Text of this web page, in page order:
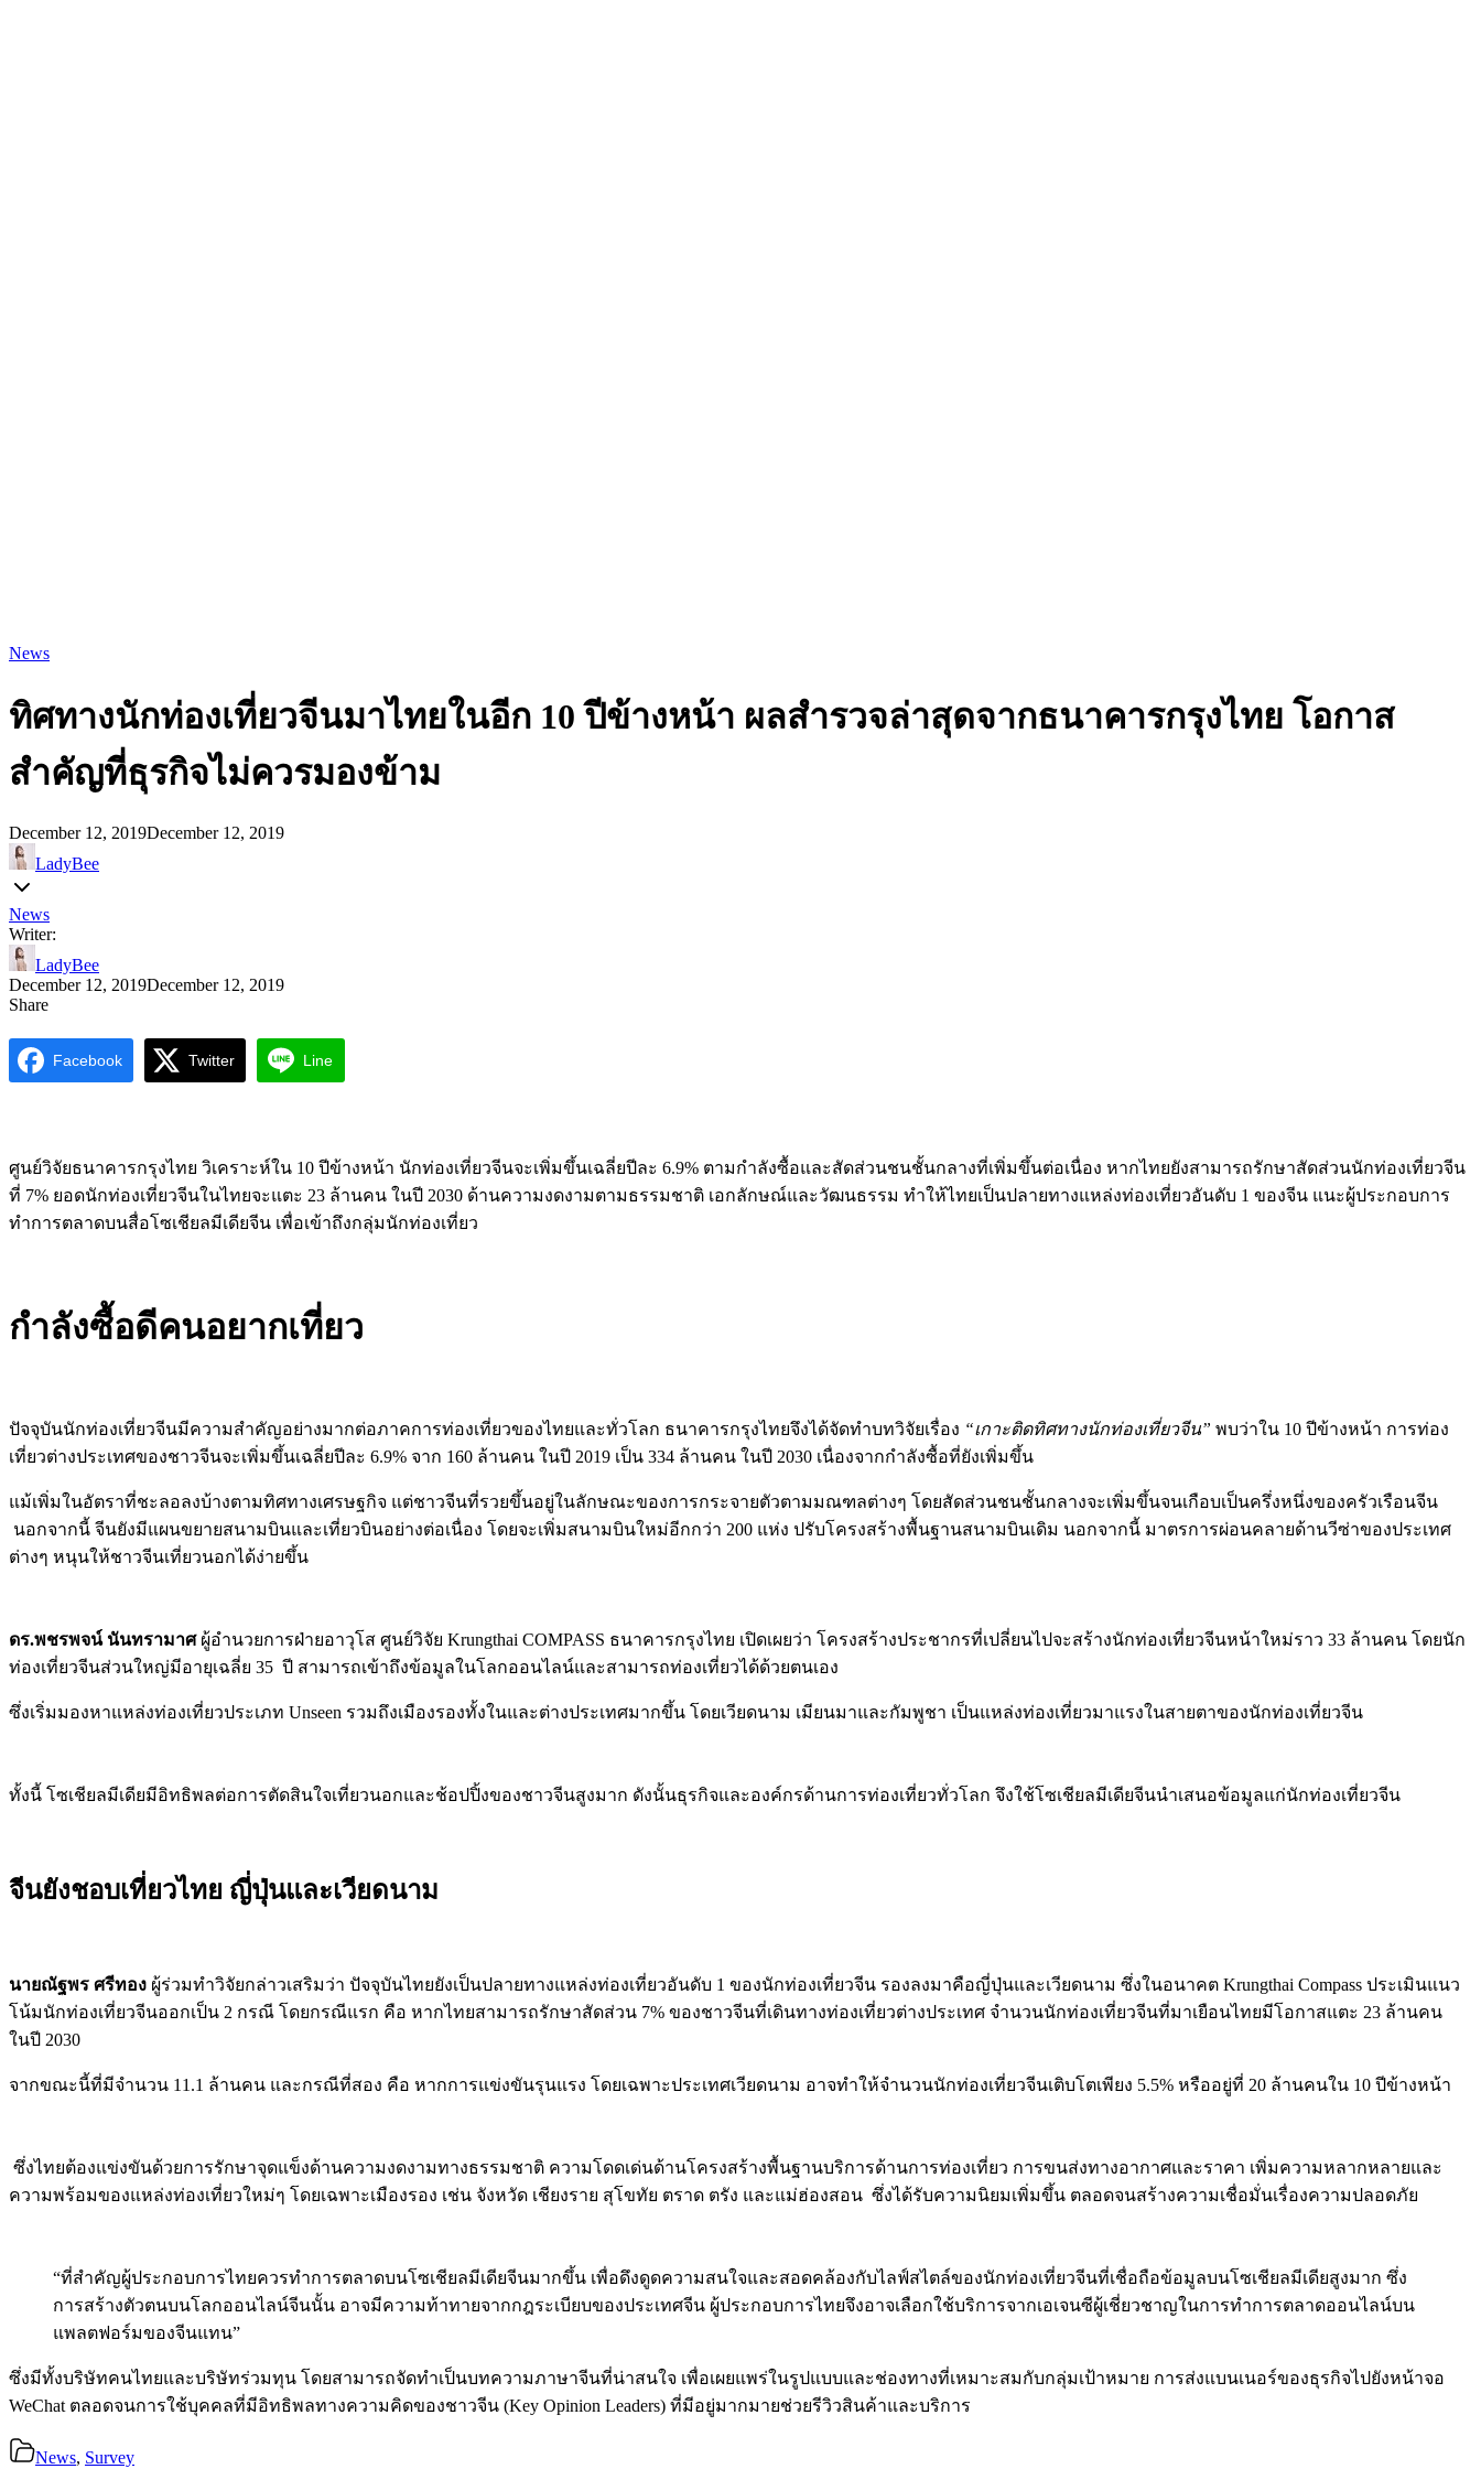
News
ทิศทางนักท่องเที่ยวจีนมาไทยในอีก 10 ปีข้างหน้า ผลสำรวจล่าสุดจากธนาคารกรุงไทย โอกาส
สำคัญที่ธุรกิจไม่ควรมองข้าม
December 12, 2019December 12, 2019
LadyBee
News
Writer:
LadyBee
December 12, 2019December 12, 2019
Share
Facebook Twitter Line
ศูนย์วิจัยธนาคารกรุงไทย วิเคราะห์ใน 10 ปีข้างหน้า นักท่องเที่ยวจีนจะเพิ่มขึ้นเฉลี่ยปีละ 6.9% ตามกำลังซื้อและสัดส่วนชนชั้นกลางที่เพิ่มขึ้นต่อเนื่อง หากไทยยังสามารถรักษาสัดส่วนนักท่องเที่ยวจีน
ที่ 7% ยอดนักท่องเที่ยวจีนในไทยจะแตะ 23 ล้านคน ในปี 2030 ด้านความงดงามตามธรรมชาติ เอกลักษณ์และวัฒนธรรม ทำให้ไทยเป็นปลายทางแหล่งท่องเที่ยวอันดับ 1 ของจีน แนะผู้ประกอบการ
ทำการตลาดบนสื่อโซเชียลมีเดียจีน เพื่อเข้าถึงกลุ่มนักท่องเที่ยว
กำลังซื้อดีคนอยากเที่ยว
ปัจจุบันนักท่องเที่ยวจีนมีความสำคัญอย่างมากต่อภาคการท่องเที่ยวของไทยและทั่วโลก ธนาคารกรุงไทยจึงได้จัดทำบทวิจัยเรื่อง “เกาะติดทิศทางนักท่องเที่ยวจีน” พบว่าใน 10 ปีข้างหน้า การท่อง
เที่ยวต่างประเทศของชาวจีนจะเพิ่มขึ้นเฉลี่ยปีละ 6.9% จาก 160 ล้านคน ในปี 2019 เป็น 334 ล้านคน ในปี 2030 เนื่องจากกำลังซื้อที่ยังเพิ่มขึ้น
แม้เพิ่มในอัตราที่ชะลอลงบ้างตามทิศทางเศรษฐกิจ แต่ชาวจีนที่รวยขึ้นอยู่ในลักษณะของการกระจายตัวตามมณฑลต่างๆ โดยสัดส่วนชนชั้นกลางจะเพิ่มขึ้นจนเกือบเป็นครึ่งหนึ่งของครัวเรือนจีน
นอกจากนี้ จีนยังมีแผนขยายสนามบินและเที่ยวบินอย่างต่อเนื่อง โดยจะเพิ่มสนามบินใหม่อีกกว่า 200 แห่ง ปรับโครงสร้างพื้นฐานสนามบินเดิม นอกจากนี้ มาตรการผ่อนคลายด้านวีซ่าของประเทศ
ต่างๆ หนุนให้ชาวจีนเที่ยวนอกได้ง่ายขึ้น
ดร.พชรพจน์ นันทรามาศผู้อำนวยการฝ่ายอาวุโส ศูนย์วิจัย Krungthai COMPASS ธนาคารกรุงไทย เปิดเผยว่า โครงสร้างประชากรที่เปลี่ยนไปจะสร้างนักท่องเที่ยวจีนหน้าใหม่ราว 33 ล้านคน โดยนัก
ท่องเที่ยวจีนส่วนใหญ่มีอายุเฉลี่ย 35 ปี สามารถเข้าถึงข้อมูลในโลกออนไลน์และสามารถท่องเที่ยวได้ด้วยตนเอง
ซึ่งเริ่มมองหาแหล่งท่องเที่ยวประเภท Unseen รวมถึงเมืองรองทั้งในและต่างประเทศมากขึ้น โดยเวียดนาม เมียนมาและกัมพูชา เป็นแหล่งท่องเที่ยวมาแรงในสายตาของนักท่องเที่ยวจีน
ทั้งนี้ โซเชียลมีเดียมีอิทธิพลต่อการตัดสินใจเที่ยวนอกและช้อปปิ้งของชาวจีนสูงมาก ดังนั้นธุรกิจและองค์กรด้านการท่องเที่ยวทั่วโลก จึงใช้โซเชียลมีเดียจีนนำเสนอข้อมูลแก่นักท่องเที่ยวจีน
จีนยังชอบเที่ยวไทย ญี่ปุ่นและเวียดนาม
นายณัฐพร ศรีทอง ผู้ร่วมทำวิจัยกล่าวเสริมว่า ปัจจุบันไทยยังเป็นปลายทางแหล่งท่องเที่ยวอันดับ 1 ของนักท่องเที่ยวจีน รองลงมาคือญี่ปุ่นและเวียดนาม ซึ่งในอนาคต Krungthai Compass ประเมินแนว
โน้มนักท่องเที่ยวจีนออกเป็น 2 กรณี โดยกรณีแรก คือ หากไทยสามารถรักษาสัดส่วน 7% ของชาวจีนที่เดินทางท่องเที่ยวต่างประเทศ จำนวนนักท่องเที่ยวจีนที่มาเยือนไทยมีโอกาสแตะ 23 ล้านคน
ในปี 2030
จากขณะนี้ที่มีจำนวน 11.1 ล้านคน และกรณีที่สอง คือ หากการแข่งขันรุนแรง โดยเฉพาะประเทศเวียดนาม อาจทำให้จำนวนนักท่องเที่ยวจีนเติบโตเพียง 5.5% หรืออยู่ที่ 20 ล้านคนใน 10 ปีข้างหน้า
ซึ่งไทยต้องแข่งขันด้วยการรักษาจุดแข็งด้านความงดงามทางธรรมชาติ ความโดดเด่นด้านโครงสร้างพื้นฐานบริการด้านการท่องเที่ยว การขนส่งทางอากาศและราคา เพิ่มความหลากหลายและ
ความพร้อมของแหล่งท่องเที่ยวใหม่ๆ โดยเฉพาะเมืองรอง เช่น จังหวัด เชียงราย สุโขทัย ตราด ตรัง และแม่ฮ่องสอน ซึ่งได้รับความนิยมเพิ่มขึ้น ตลอดจนสร้างความเชื่อมั่นเรื่องความปลอดภัย
“ที่สำคัญผู้ประกอบการไทยควรทำการตลาดบนโซเชียลมีเดียจีนมากขึ้น เพื่อดึงดูดความสนใจและสอดคล้องกับไลฟ์สไตล์ของนักท่องเที่ยวจีนที่เชื่อถือข้อมูลบนโซเชียลมีเดียสูงมาก ซึ่ง
การสร้างตัวตนบนโลกออนไลน์จีนนั้น อาจมีความท้าทายจากกฎระเบียบของประเทศจีน ผู้ประกอบการไทยจึงอาจเลือกใช้บริการจากเอเจนซีผู้เชี่ยวชาญในการทำการตลาดออนไลน์บน
แพลตฟอร์มของจีนแทน”
ซึ่งมีทั้งบริษัทคนไทยและบริษัทร่วมทุน โดยสามารถจัดทำเป็นบทความภาษาจีนที่น่าสนใจ เพื่อเผยแพร่ในรูปแบบและช่องทางที่เหมาะสมกับกลุ่มเป้าหมาย การส่งแบนเนอร์ของธุรกิจไปยังหน้าจอ
WeChat ตลอดจนการใช้บุคคลที่มีอิทธิพลทางความคิดของชาวจีน (Key Opinion Leaders) ที่มีอยู่มากมายช่วยรีวิวสินค้าและบริการ
News, Survey